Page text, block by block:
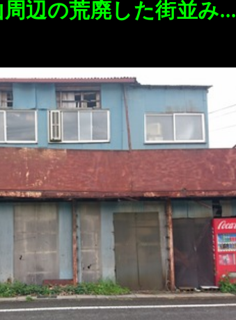
周辺の荒廃した街並み…